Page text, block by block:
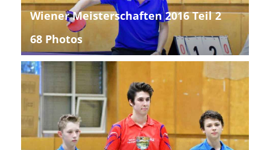
Wiener Meisterschaften 2016 Teil 2
68 Photos